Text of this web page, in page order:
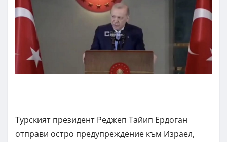
Турският президент Реджеп Тайип Ердоган
отправи остро предупреждение към Израел,